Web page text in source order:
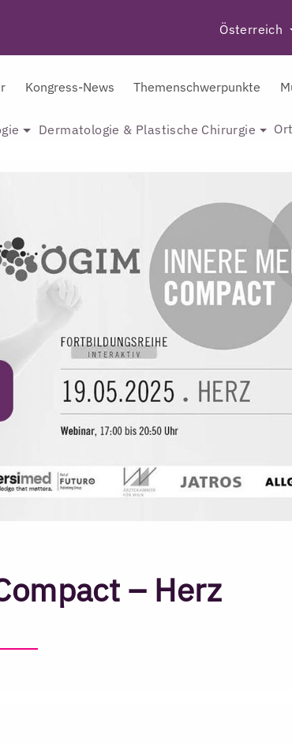
Österreich
Kongress-News Themenschwerpunkte
Dermatologie & Plastische Chirurgie
– Herz